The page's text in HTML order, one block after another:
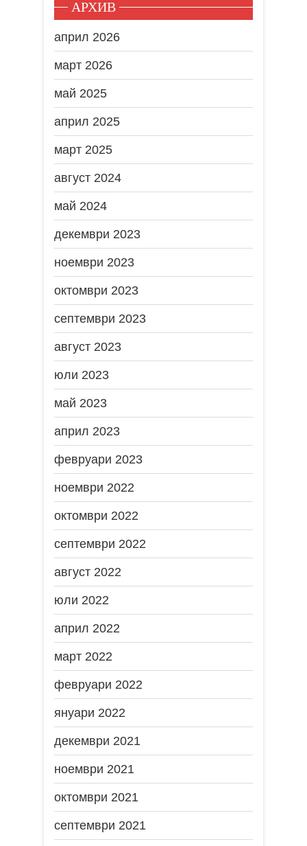
АРХИВ
април 2026
март 2026
май 2025
април 2025
март 2025
август 2024
май 2024
декември 2023
ноември 2023
октомври 2023
септември 2023
август 2023
юли 2023
май 2023
април 2023
февруари 2023
ноември 2022
октомври 2022
септември 2022
август 2022
юли 2022
април 2022
март 2022
февруари 2022
януари 2022
декември 2021
ноември 2021
октомври 2021
септември 2021